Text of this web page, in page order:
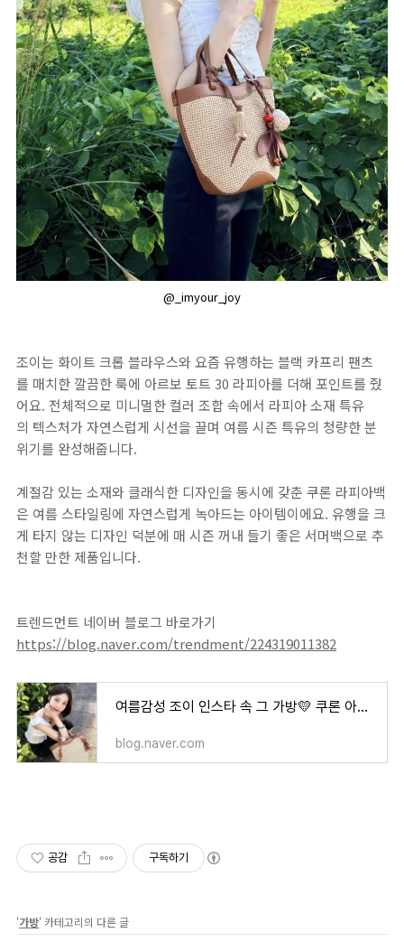
@_imyour_joy
조이는 화이트 크롭 블라우스와 요즘 유행하는 블랙 카프리 팬츠
를 매치한 깔끔한 룩에 아르보 토트 30 라피아를 더해 포인트를 줬
어요. 전체적으로 미니멀한 컬러 조합 속에서 라피아 소재 특유
의 텍스처가 자연스럽게 시선을 끌며 여름 시즌 특유의 청량한 분
위기를 완성해줍니다.
계절감 있는 소재와 클래식한 디자인을 동시에 갖춘 쿠론 라피아백
은 여름 스타일링에 자연스럽게 녹아드는 아이템이에요. 유행을 크
게 타지 않는 디자인 덕분에 매 시즌 꺼내 들기 좋은 서머백으로 추
천할 만한 제품입니다.
트렌드먼트 네이버 블로그 바로가기
https://blog.naver.com/trendment/224319011382
여름감성 조이 인스타 속 그 가방💛 쿠론 아르보 라피아 백 가격 코디 사진
blog.naver.com
공감 구독하기
'가방' 카테고리의 다른 글